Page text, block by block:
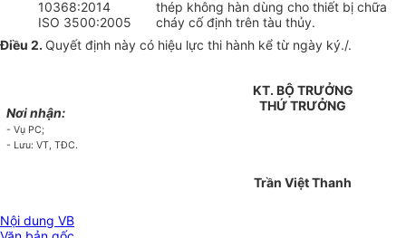
10368:2014
ISO 3500:2005
thép không hàn dùng cho thiết bị chữa
cháy cố định trên tàu thủy.
Điều 2. Quyết định này có hiệu lực thi hành kể từ ngày ký./.
Nơi nhận:
- Vụ PC;
- Lưu: VT, TĐC.
KT. BỘ TRƯỞNG
THỨ TRƯỞNG
Trần Việt Thanh
Nội dung VB